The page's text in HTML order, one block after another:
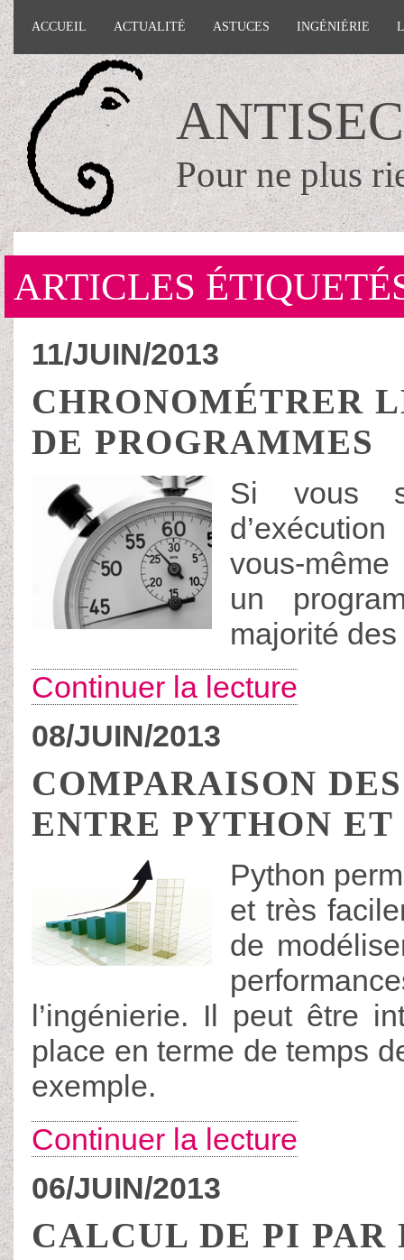
ACCUEIL ACTUALITÉ ASTUCES INGÉNIÉRIE
Pour ne plus
ARTICLES
11/JUIN/2013
CHRONOMÉTRER
DE PROGRAMMES
Si vous
vous-
un
majorité
Continuer la lecture
08/JUIN/2013
COMPARAISON
ENTRE PYTHON
Python
et très
de
l’ingénierie. Il peut être
place en terme de temps
exemple.
Continuer la lecture
06/JUIN/2013
CALCUL DE PI